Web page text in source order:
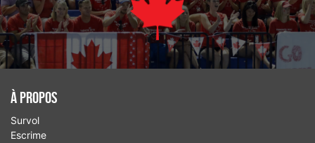
À Propos
Survol
Escrime